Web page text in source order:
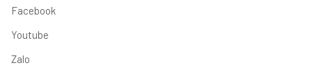
Facebook
Youtube
Zalo